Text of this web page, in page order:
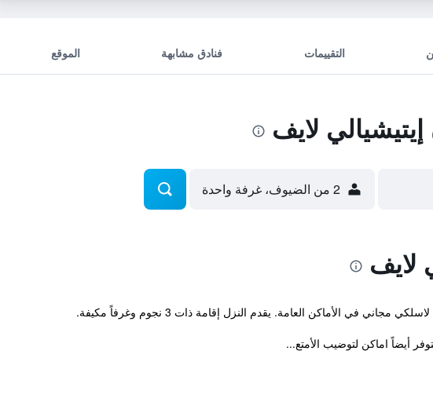
التقييمات فنادق مشابهة الموقع
لايف
2 من الضيوف، غرفة واحدة
لايف
في الأماكن العامة. يقدم النزل إقامة ذات 3 نجوم وغرفاً مكيفة.